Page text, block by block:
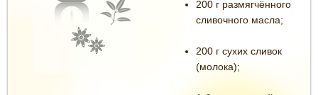
200 г размягчённого
сливочного масла;
200 г сухих сливок
(молока);